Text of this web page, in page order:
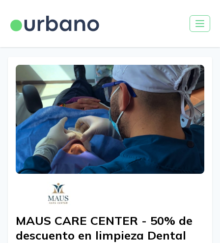
MAUS CARE CENTER - 50% de
descuento en limpieza Dental